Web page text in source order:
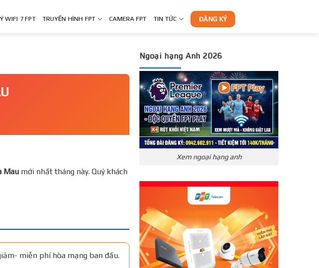
WIFI 7 FPT TRUYỀN HÌNH FPT CAMERA FPT TIN TỨC ĐĂNG KÝ
Mau mới nhất tháng này. Quý khách
miễn phí hòa mạng ban đầu.
Ngoại hạng Anh 2026
Xem ngoại hạng anh